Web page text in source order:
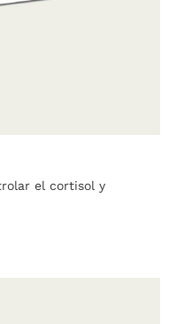
el cortisol y